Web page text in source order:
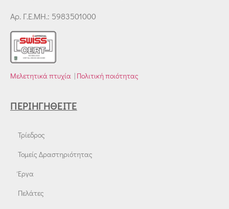
Αρ. Γ.Ε.ΜΗ.: 5983501000
Μελετητικά πτυχία | Πολιτική ποιότητας
ΠΕΡΙΗΓΗΘΕΊΤΕ
Τρίεδρος
Τομείς Δραστηριότητας
Έργα
Πελάτες